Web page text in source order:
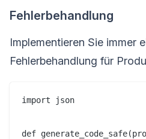
Fehlerbehandlung
Implementieren Sie immer
Fehlerbehandlung für
import json
def